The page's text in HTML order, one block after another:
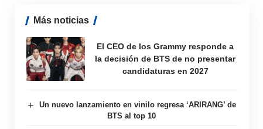
Más noticias
El CEO de los Grammy responde a
la decisión de BTS de no presentar
candidaturas en 2027
Un nuevo lanzamiento en vinilo regresa ‘ARIRANG’ de
BTS al top 10